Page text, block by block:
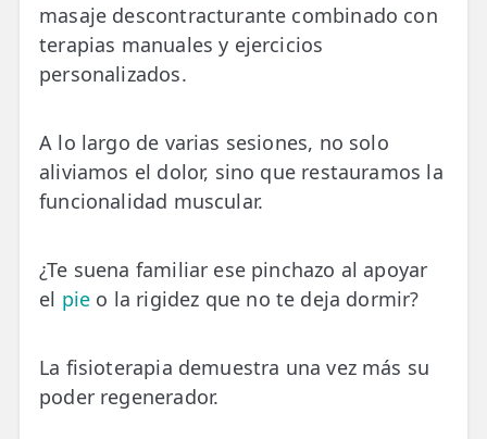
🧍 Fisioterapia Vestibular
🫁 Fisioterapia Respiratoria
TRATAMIENTOS
✅ Punción Seca
✅ EPTE - EPI
✨ Fisioestética
masaje descontracturante combinado con
terapias manuales y ejercicios
personalizados.
A lo largo de varias sesiones, no solo
aliviamos el dolor, sino que restauramos la
funcionalidad muscular.
¿Te suena familiar ese pinchazo al apoyar
el pie o la rigidez que no te deja dormir?
La fisioterapia demuestra una vez más su
poder regenerador.